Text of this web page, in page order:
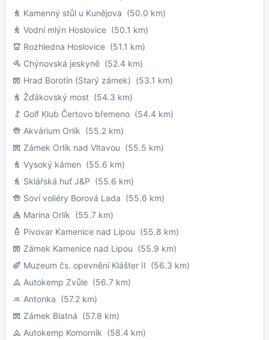
Kamenný stůl u Kunějova (50.0 km)
Vodní mlýn Hoslovice (50.1 km)
Rozhledna Hoslovice (51.1 km)
Chýnovská jeskyně (52.4 km)
Hrad Borotín (Starý zámek) (53.1 km)
Žďákovský most (54.3 km)
Golf Klub Čertovo břemeno (54.4 km)
Akvárium Orlík (55.2 km)
Zámek Orlík nad Vltavou (55.5 km)
Vysoký kámen (55.6 km)
Sklářská huť J&P (55.6 km)
Soví voliéry Borová Lada (55.6 km)
Marina Orlík (55.7 km)
Pivovar Kamenice nad Lipou (55.8 km)
Zámek Kamenice nad Lipou (55.9 km)
Muzeum čs. opevnění Klášter II (56.3 km)
Autokemp Zvůle (56.7 km)
Antonka (57.2 km)
Zámek Blatná (57.8 km)
Autokemp Komorník (58.4 km)